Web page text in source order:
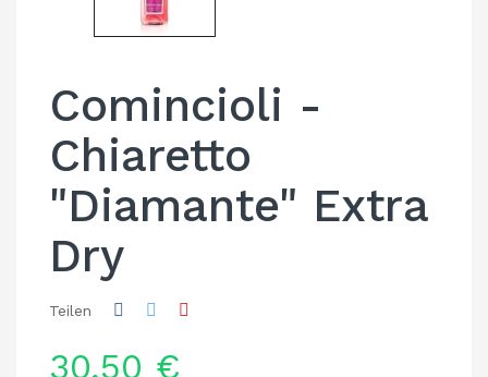
Comincioli -
Chiaretto
"Diamante" Extra
Dry
Teilen
30,50 €